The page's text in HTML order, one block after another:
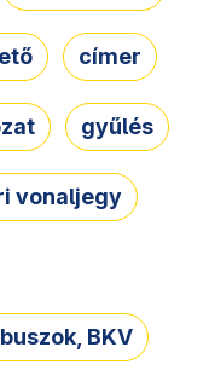
címer
gyűlés
vonaljegy
BKV